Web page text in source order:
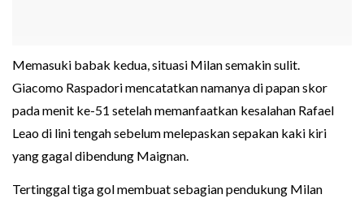
Memasuki babak kedua, situasi Milan semakin sulit.
Giacomo Raspadori mencatatkan namanya di papan skor
pada menit ke-51 setelah memanfaatkan kesalahan Rafael
Leao di lini tengah sebelum melepaskan sepakan kaki kiri
yang gagal dibendung Maignan.
Tertinggal tiga gol membuat sebagian pendukung Milan